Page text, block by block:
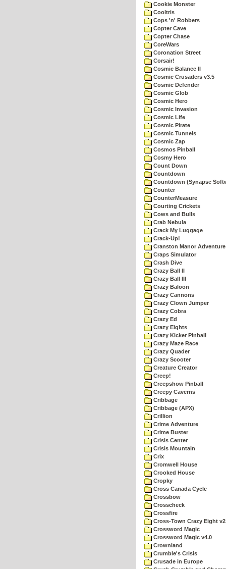
Cookie Monster
Cooltris
Cops 'n' Robbers
Copter Cave
Copter Chase
CoreWars
Coronation Street
Corsair!
Cosmic Balance II
Cosmic Crusaders v3.5
Cosmic Defender
Cosmic Glob
Cosmic Hero
Cosmic Invasion
Cosmic Life
Cosmic Pirate
Cosmic Tunnels
Cosmic Zap
Cosmos Pinball
Cosmy Hero
Count Down
Countdown
Countdown (Synapse
Counter
CounterMeasure
Courting Crickets
Cows and Bulls
Crab Nebula
Crack My Luggage
Crack-Up!
Cranston Manor Adventure
Craps Simulator
Crash Dive
Crazy Ball II
Crazy Ball III
Crazy Baloon
Crazy Cannons
Crazy Clown Jumper
Crazy Cobra
Crazy Ed
Crazy Eights
Crazy Kicker Pinball
Crazy Maze Race
Crazy Quader
Crazy Scooter
Creature Creator
Creep!
Creepshow Pinball
Creepy Caverns
Cribbage
Cribbage (APX)
Crillion
Crime Adventure
Crime Buster
Crisis Center
Crisis Mountain
Crix
Cromwell House
Crooked House
Cropky
Cross Canada Cycle
Crossbow
Crosscheck
Crossfire
Cross-Town Crazy Eight
Crossword Magic
Crossword Magic v4.0
Crownland
Crumble's Crisis
Crusade in Europe